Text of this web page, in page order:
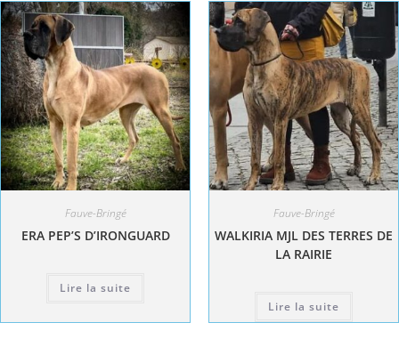
Fauve-Bringé
ERA PEP’S D’IRONGUARD
Lire la suite
Fauve-Bringé
WALKIRIA MJL DES TERRES DE
LA RAIRIE
Lire la suite